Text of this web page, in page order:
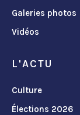
Galeries photos
Vidéos
L'ACTU
Culture
Élections 2026